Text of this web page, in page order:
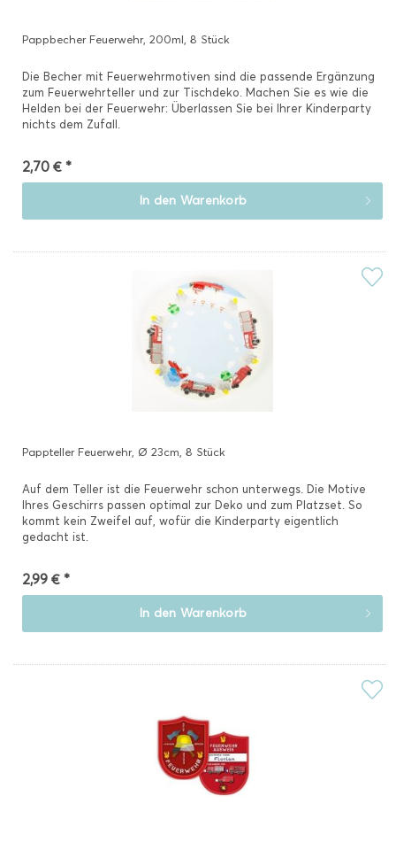
Pappbecher Feuerwehr, 200ml, 8 Stück
Die Becher mit Feuerwehrmotiven sind die passende Ergänzung
zum Feuerwehrteller und zur Tischdeko. Machen Sie es wie die
Helden bei der Feuerwehr: Überlassen Sie bei Ihrer Kinderparty
nichts dem Zufall.
2,70 € *
In den Warenkorb
Pappteller Feuerwehr, Ø 23cm, 8 Stück
Auf dem Teller ist die Feuerwehr schon unterwegs. Die Motive
Ihres Geschirrs passen optimal zur Deko und zum Platzset. So
kommt kein Zweifel auf, wofür die Kinderparty eigentlich
gedacht ist.
2,99 € *
In den Warenkorb